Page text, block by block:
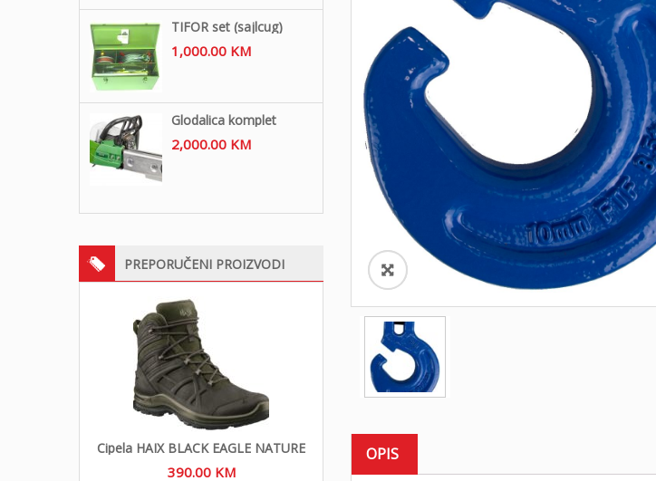
TIFOR set (sajlcug)
1,000.00 KM
Glodalica komplet
2,000.00 KM
PREPORUČENI PROIZVODI
Cipela HAIX BLACK EAGLE NATURE
390.00 KM
OPIS